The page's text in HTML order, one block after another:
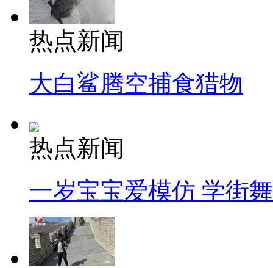
热点新闻
大白鲨腾空捕食猎物
热点新闻
一岁宝宝爱模仿 学街